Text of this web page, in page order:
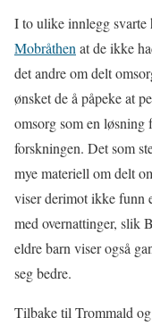
I to ulike innlegg svarte
Mobråthen at de ikke
det andre om delt
ønsket de å påpeke at
omsorg som en løsning
forskningen. Det som
mye materiell om delt
viser derimot ikke funn
med overnattinger, slik
eldre barn viser også
seg bedre.
Tilbake til Trommald